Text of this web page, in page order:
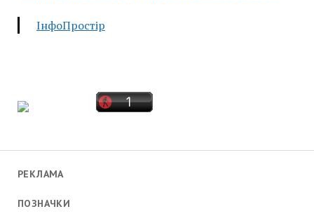
ІнфоПростір
РЕКЛАМА
ПОЗНАЧКИ